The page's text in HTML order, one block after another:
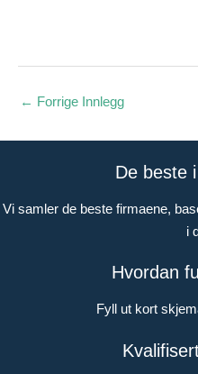
← Forrige Innlegg
De beste
Vi samler de beste firmaene,
i
Hvordan
Fyll ut kort